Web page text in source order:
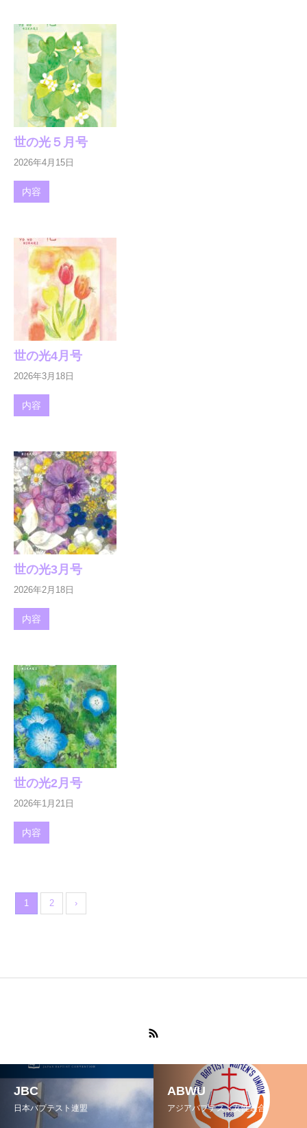
世の光５月号
2026年4月15日
内容
世の光4月号
2026年3月18日
内容
世の光3月号
2026年2月18日
内容
世の光2月号
2026年1月21日
内容
1 2 ›
JBC
日本バプテスト連盟
ABWU
アジアバプテスト女性連合